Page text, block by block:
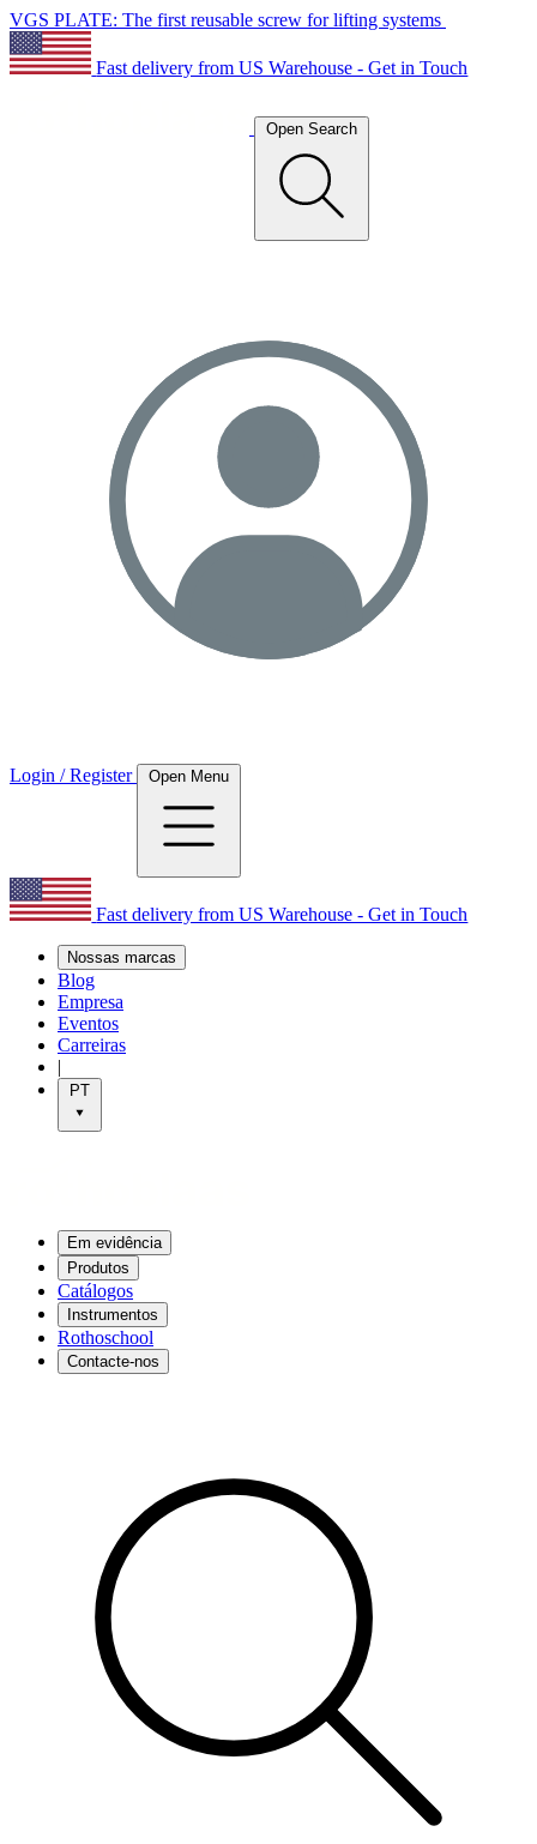
VGS PLATE: The first reusable screw for lifting systems
Fast delivery from US Warehouse - Get in Touch
Open Search
Login / Register Open Menu
Fast delivery from US Warehouse - Get in Touch
Nossas marcas
Blog
Empresa
Eventos
Carreiras
|
PT
Em evidência
Produtos
Catálogos
Instrumentos
Rothoschool
Contacte-nos